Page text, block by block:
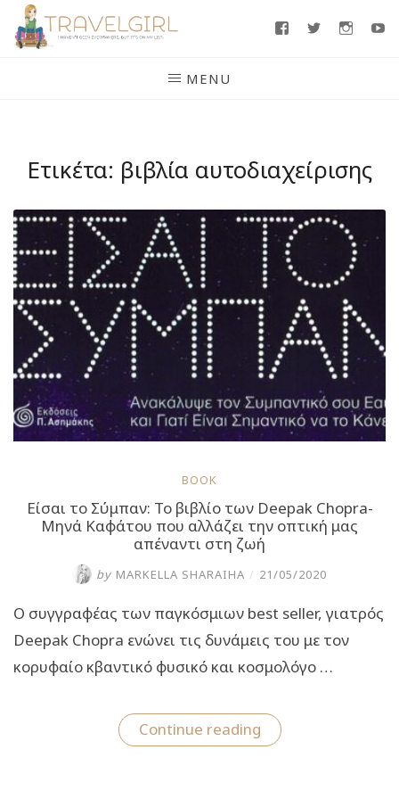
Skip
FacebookTwitter
MENU
Ετικέτα: βιβλία αυτοδιαχείρισης
BOOK
Είσαι το Σύμπαν: Το βιβλίο των Deepak Chopra-
Μηνά Καφάτου που αλλάζει την οπτική μας
απέναντι στη ζωή
by MARKELLA SHARAIHA / 21/05/2020
Ο συγγραφέας των παγκόσμιων best seller, γιατρός
Deepak Chopra ενώνει τις δυνάμεις του με τον
κορυφαίο κβαντικό φυσικό και κοσμολόγο …
Continue reading“Είσαι
το